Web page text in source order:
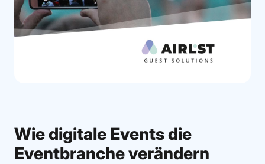
Wie digitale Events die
Eventbranche verändern